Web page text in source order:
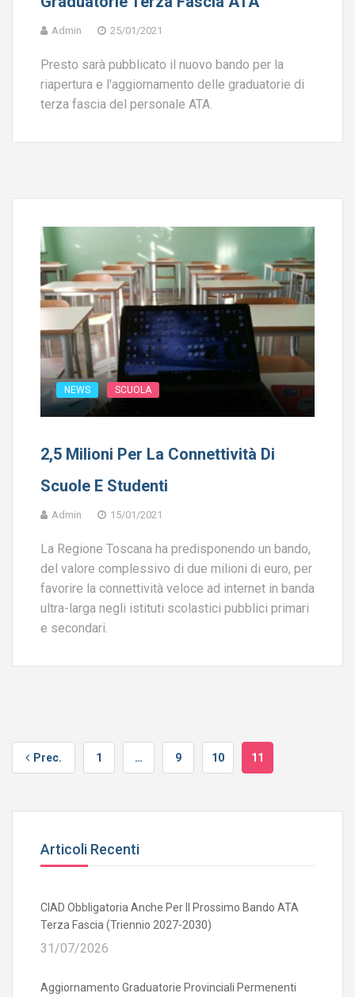
Admin 25/01/2021
Presto sarà pubblicato il nuovo bando per la
riapertura e l'aggiornamento delle graduatorie di
terza fascia del personale ATA.
NEWS SCUOLA
2,5 Milioni Per La Connettività Di
Scuole E Studenti
Admin 15/01/2021
La Regione Toscana ha predisponendo un bando,
del valore complessivo di due milioni di euro, per
favorire la connettività veloce ad internet in banda
ultra-larga negli istituti scolastici pubblici primari
e secondari.
Prec. 1 … 9 10 11
Articoli Recenti
CIAD Obbligatoria Anche Per Il Prossimo Bando ATA
Terza Fascia (triennio 2027-2030)
31/07/2026
Aggiornamento Graduatorie Provinciali Permenenti